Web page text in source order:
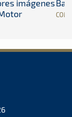
imágenes